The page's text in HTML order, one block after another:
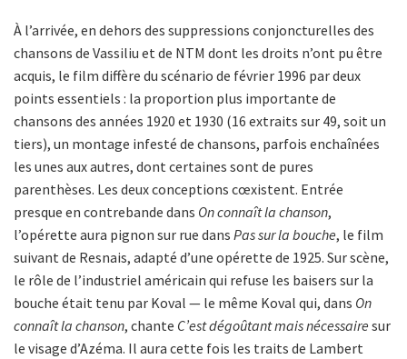
À l’arrivée, en dehors des suppressions conjoncturelles des
chansons de Vassiliu et de NTM dont les droits n’ont pu être
acquis, le film diffère du scénario de février 1996 par deux
points essentiels : la proportion plus importante de
chansons des années 1920 et 1930 (16 extraits sur 49, soit un
tiers), un montage infesté de chansons, parfois enchaînées
les unes aux autres, dont certaines sont de pures
parenthèses. Les deux conceptions cœxistent. Entrée
presque en contrebande dans On connaît la chanson,
l’opérette aura pignon sur rue dans Pas sur la bouche, le film
suivant de Resnais, adapté d’une opérette de 1925. Sur scène,
le rôle de l’industriel américain qui refuse les baisers sur la
bouche était tenu par Koval — le même Koval qui, dans On
connaît la chanson, chante C’est dégoûtant mais nécessaire sur
le visage d’Azéma. Il aura cette fois les traits de Lambert